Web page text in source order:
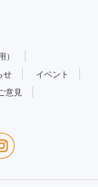
）
せ
イベント
意見